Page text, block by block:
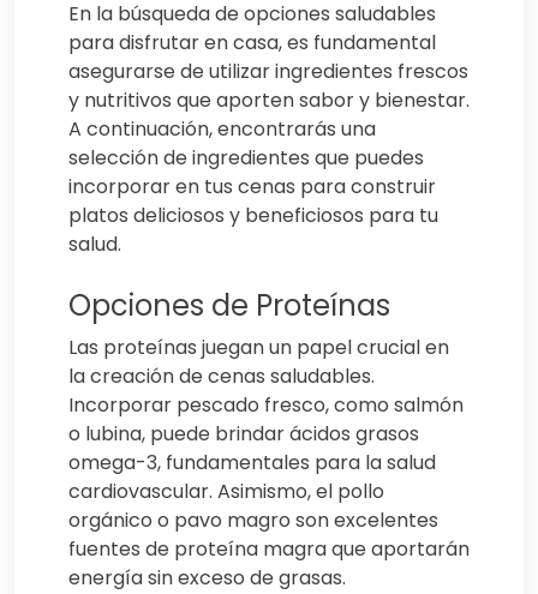
En la búsqueda de opciones saludables
para disfrutar en casa, es fundamental
asegurarse de utilizar ingredientes frescos
y nutritivos que aporten sabor y bienestar.
A continuación, encontrarás una
selección de ingredientes que puedes
incorporar en tus cenas para construir
platos deliciosos y beneficiosos para tu
salud.
Opciones de Proteínas
Las proteínas juegan un papel crucial en
la creación de cenas saludables.
Incorporar pescado fresco, como salmón
o lubina, puede brindar ácidos grasos
omega-3, fundamentales para la salud
cardiovascular. Asimismo, el pollo
orgánico o pavo magro son excelentes
fuentes de proteína magra que aportarán
energía sin exceso de grasas.